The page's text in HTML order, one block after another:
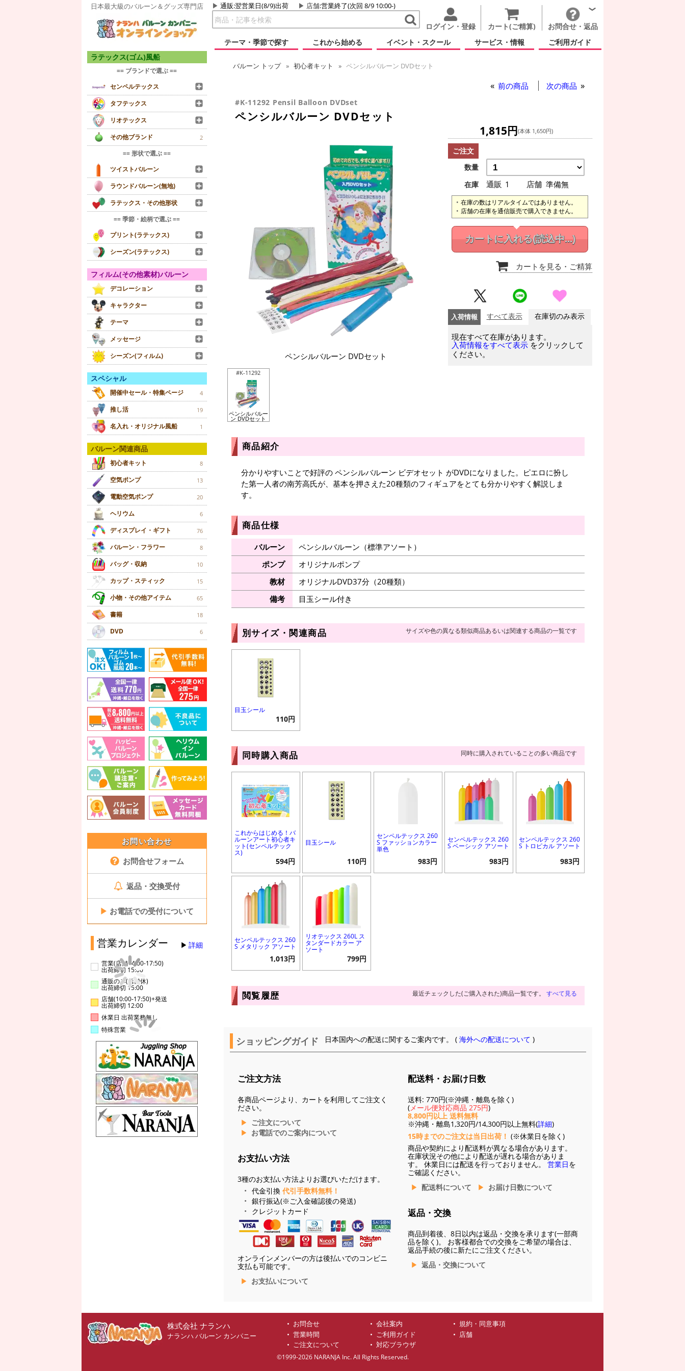
日本最大級のバルーン＆グッズ専門店 通販:翌営業日(8/9)出荷 店舗:営業終了(次回 8/9 10:00-)
ログイン・登録 カート(ご精算)
お問合せ・返品
テーマ・季節で探す
これから始める イベント・スクール サービス・情報 ご利用ガイド
ラテックス(ゴム)風船
== ブランドで選ぶ ==
センペルテックス
タフテックス
リオテックス
その他ブランド
2
== 形状で選ぶ ==
ツイストバルーン
ラウンドバルーン(無地)
ラテックス・その他形状
== 季節・絵柄で選ぶ ==
プリント(ラテックス)
シーズン(ラテックス)
フィルム(その他素材)バルーン
デコレーション
キャラクター
テーマ
メッセージ
シーズン(フィルム)
スペシャル
開催中セール・特集ページ 4
推し活 19
名入れ・オリジナル風船 1
バルーン関連商品
初心者キット 8
空気ポンプ 13
電動空気ポンプ 20
ヘリウム 6
ディスプレイ・ギフト 76
バルーン・フラワー 8
バッグ・収納 10
カップ・スティック 15
小物・その他アイテム 65
書籍 18
DVD 6
お問い合わせ
お問合せフォーム
返品・交換受付
▶ お電話での受付について
営業カレンダー 詳細
営業(店舗14:00-17:50)
出荷締切 15:00
通販のみ(店舗休)
出荷締切 15:00
店舗(10:00-17:50)+発送
出荷締切 12:00
休業日 出荷業務無し
特殊営業
バルーン トップ 初心者キット ペンシルバルーン DVDセット
前の商品 次の商品
#K-11292 Pensil Balloon DVDset
ペンシルバルーン DVDセット
ペンシルバルーン DVDセット
#K-11292
ペンシルバルー
ン DVDセット
1,815円(本体 1,650円)
ご注文
数量
在庫
通販 1 店舗 準備無
在庫の数はリアルタイムではありません。
店舗の在庫を通信販売で購入できません。
カートに入れる(読込中...)
カートを見る ・ご精算
入荷情報 すべて表示 在庫切のみ表示
現在すべて在庫があります。
入荷情報をすべて表示 をクリックして
ください。
商品紹介
分かりやすいことで好評の ペンシルバルーン ビデオセット がDVDになりました。ピエロに扮し
た第一人者の南芳高氏が、基本を押さえた20種類のフィギュアをとても分かりやすく解説しま
す。
商品仕様
バルーン
ペンシルバルーン（標準アソート）
ポンプ
オリジナルポンプ
教材
オリジナルDVD37分（20種類）
備考
目玉シール付き
別サイズ・関連商品 サイズや色の異なる類似商品あるいは関連する商品の一覧です
目玉シール
110円
同時購入商品 同時に購入されていることの多い商品です
これからはじめる！バ
ルーンアート初心者キ
ット(センペルテック
ス)
594円
目玉シール
110円
センペルテックス 260
S ファッションカラー
単色
983円
センペルテックス 260
S ベーシック アソート
983円
センペルテックス 260
S トロピカル アソート
983円
センペルテックス 260
S メタリック アソート
1,013円
リオテックス 260L ス
タンダードカラー ア
ソート
799円
閲覧履歴 最近チェックした(ご購入された)商品一覧です。 すべて見る
ショッピングガイド 日本国内への配送に関するご案内です。 (海外への配送について )
ご注文方法
各商品ページより、カートを利用してご注文く
ださい。
ご注文について
お電話でのご案内について
お支払い方法
3種のお支払い方法よりお選びいただけます。
代金引換 代引手数料無料！
銀行振込(※ご入金確認後の発送)
クレジットカード
オンラインメンバーの方は後払いでのコンビニ
支払も可能です。
お支払いについて
配送料・お届け日数
送料: 770円(※沖縄・離島を除く)
(メール便対応商品 275円)
8,800円以上 送料無料
※沖縄・離島1,320円/14,300円以上無料(詳細)
15時までのご注文は当日出荷！ (※休業日を除く)
商品や契約により配送料が異なる場合があります。
在庫状況その他により配送が遅れる場合がありま
す。 休業日には配送を行っておりません。 営業日を
ご確認ください。
配送料について
お届け日数について
返品・交換
商品到着後、8日以内は返品・交換を承ります(一部商
品を除く)。 お客様都合での交換をご希望の場合は、
返品手続の後に新たにご注文ください。
返品・交換について
株式会社 ナランハ
ナランハ バルーン カンパニー
お問合せ 会社案内
規約・同意事項
営業時間
ご利用ガイド
店舗
ご注文について
対応ブラウザ
©1999-2026 NARANJA Inc. All Rights Reserved.